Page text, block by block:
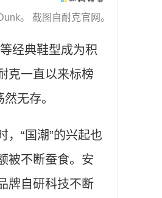
。 截图自耐克官网。
典鞋型成为积
克一直以来标榜
无存。
“国潮”的兴起也
被不断蚕食。安
牌自研科技不断